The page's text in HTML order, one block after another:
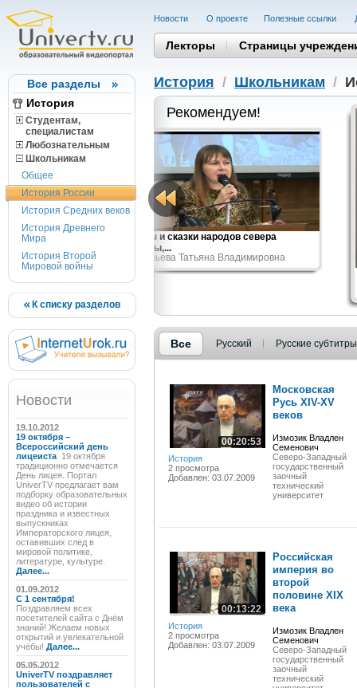
Все разделы
История
Студентам,
cпециалистам
Любознательным
Школьникам
Общее
История России
История Средних веков
История Древнего
Мира
История Второй
Мировой войны
К списку разделов
Новости
19.10.2012
19 октября –
Всероссийский день
лицеиста 19 октября
традиционно отмечается
День лицея. Портал
UniverTV предлагает вам
подборку образовательных
видео об истории
праздника и известных
выпускниках
Императорского лицея,
оставивших след в
мировой политике,
литературе, культуре.
Далее...
01.09.2012
C 1 сентября!
Поздравляем всех
посетителей сайта с Днём
знаний! Желаем новых
открытий и увлекательной
учёбы! Далее...
05.05.2012
UniverTV поздравляет
пользователей с
Новости О проекте Полезные cсылки
Лекторы Страницы
История / Школьникам /
Рекомендуем!
1920гг.
Мифы и сказки народов севера
(саамы,...
Муравьева Татьяна Владимировна
Все Русский Русские субтитры
00:20:53
История
2 просмотра
Добавлен: 03.07.2009
Московская
Русь XIV-XV
веков
Измозик Владлен
Семенович
Северо-Западный
государственный
заочный
технический
университет
00:13:22
История
2 просмотра
Добавлен: 03.07.2009
Российская
империя во
второй
половине XIX
века
Измозик Владлен
Семенович
Северо-Западный
государственный
заочный
технический